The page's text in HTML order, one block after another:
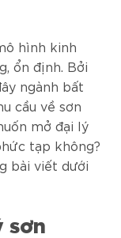
hình kinh
ổn định. Bởi
ngành bất
cầu về sơn
mở đại lý
tạp không?
bài viết dưới
sơn